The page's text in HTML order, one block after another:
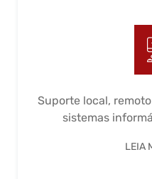
Suporte local,
sistemas
LEIA